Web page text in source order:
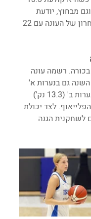
מבחוץ, יודעת
רשמה עונה
גם בנערות א'
של חיפה (11.2 נק', 2.4 אס') וגם בנערות ב' (13.3 נק')
לצד יכולת
לשחקנית הגנה